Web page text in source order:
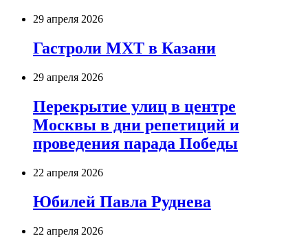
29 апреля 2026
Гастроли МХТ в Казани
29 апреля 2026
Перекрытие улиц в центре
Москвы в дни репетиций и
проведения парада Победы
22 апреля 2026
Юбилей Павла Руднева
22 апреля 2026